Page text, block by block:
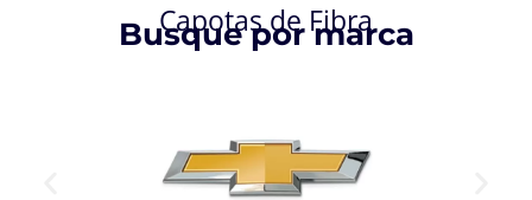
Capotas de Fibra
Busque por marca